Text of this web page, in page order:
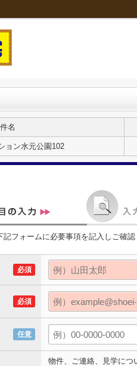
名
ョン水元公園102
記フォームに必要事項を記入しご確
必須
必須
任意
物件、ご連絡、見学につ